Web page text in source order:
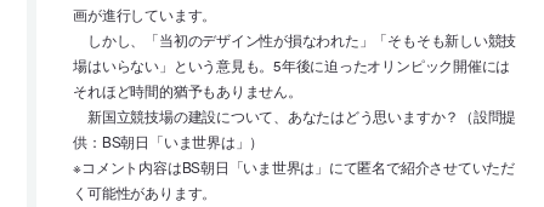
画が進行しています。
しかし、「当初のデザイン性が損なわれた」「そもそも新しい競技
場はいらない」という意見も。5年後に迫ったオリンピック開催には
それほど時間的猶予もありません。
新国立競技場の建設について、あなたはどう思いますか？（設問提
供：BS朝日「いま世界は」）
※コメント内容はBS朝日「いま世界は」にて匿名で紹介させていただ
く可能性があります。